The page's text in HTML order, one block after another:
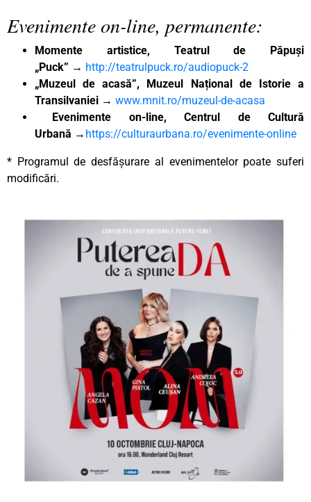
Evenimente on-line, permanente:
Momente artistice, Teatrul de Păpuși
„Puck” → http://teatrulpuck.ro/audiopuck-2
„Muzeul de acasă”, Muzeul Național de Istorie a
Transilvaniei → www.mnit.ro/muzeul-de-acasa
Evenimente on-line, Centrul de Cultură
Urbană → https://culturaurbana.ro/evenimente-online
* Programul de desfășurare al evenimentelor poate suferi
modificări.